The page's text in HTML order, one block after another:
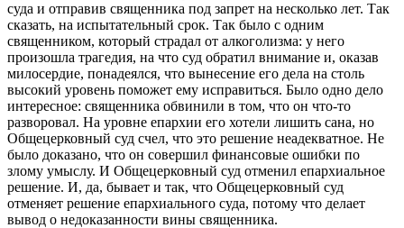
суда и отправив священника под запрет на несколько лет. Так
сказать, на испытательный срок. Так было с одним
священником, который страдал от алкоголизма: у него
произошла трагедия, на что суд обратил внимание и, оказав
милосердие, понадеялся, что вынесение его дела на столь
высокий уровень поможет ему исправиться. Было одно дело
интересное: священника обвинили в том, что он что-то
разворовал. На уровне епархии его хотели лишить сана, но
Общецерковный суд счел, что это решение неадекватное. Не
было доказано, что он совершил финансовые ошибки по
злому умыслу. И Общецерковный суд отменил епархиальное
решение. И, да, бывает и так, что Общецерковный суд
отменяет решение епархиального суда, потому что делает
вывод о недоказанности вины священника.